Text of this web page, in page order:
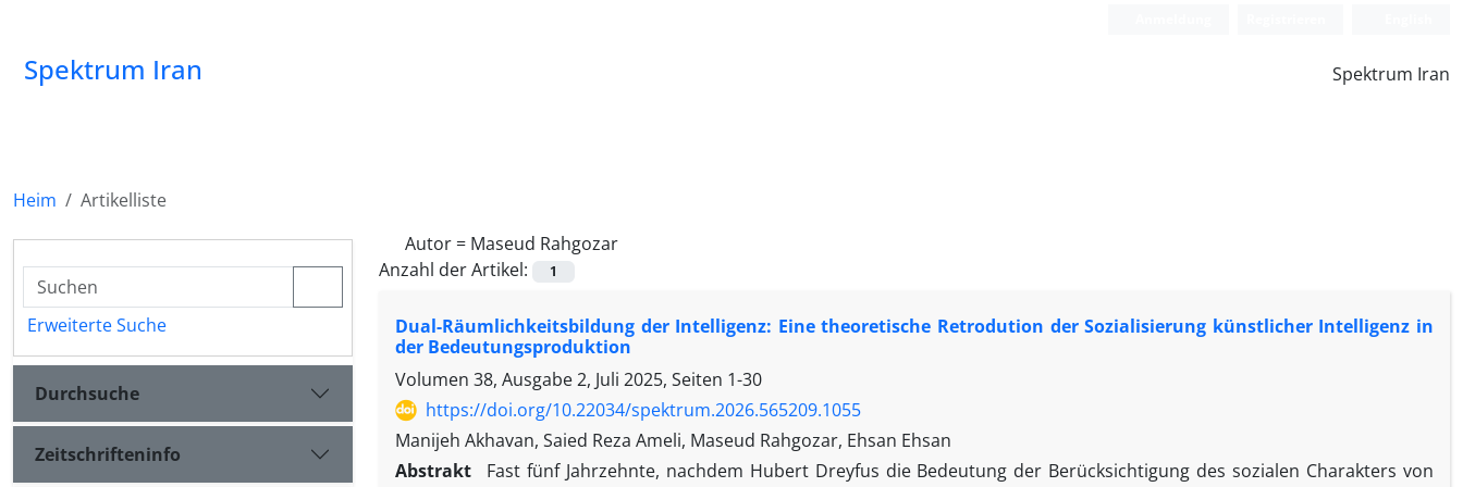
Spektrum Iran Spektrum Iran
Heim
Artikelliste
Autor = Maseud Rahgozar
Anzahl der Artikel:
1
Dual-Räumlichkeitsbildung der Intelligenz: Eine theoretische Retrodution der Sozialisierung künstlicher Intelligenz in
der Bedeutungsproduktion
Volumen 38, Ausgabe 2, Juli 2025, Seiten 1-30
https://doi.org/10.22034/spektrum.2026.565209.1055
Manijeh Akhavan, Saied Reza Ameli, Maseud Rahgozar, Ehsan Ehsan
Abstrakt
Fast fünf Jahrzehnte, nachdem Hubert Dreyfus die Bedeutung der Berücksichtigung des sozialen Charakters von
Erweiterte Suche
Durchsuche
Zeitschrifteninfo